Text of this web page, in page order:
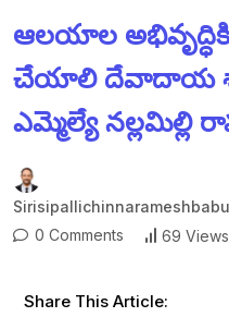
ఆలయాల అభివృద్ధికి
చేయాలి దేవాదాయ
ఎమ్మెల్యే నల్లమిల్లి
Sirisipallichinnarameshbabu
0 Comments 69 Views
Share This Article: